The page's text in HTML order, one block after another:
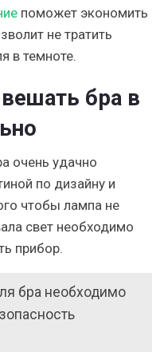
поможет экономить
не тратить
в темноте.
бра в
очень удачно
по дизайну и
чтобы лампа не
свет необходимо
прибор.
бра необходимо